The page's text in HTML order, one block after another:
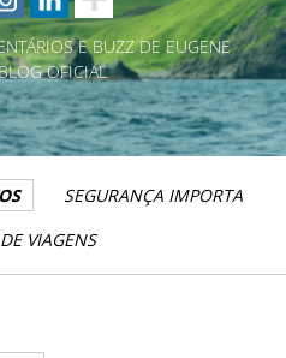
E BUZZ DE EUGENE
OFICIAL
SEGURANÇA IMPORTA
VIAGENS